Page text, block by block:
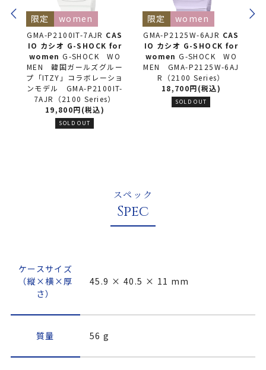
7AJR CAS
G-SHOCK for
SHOCK WO
ールズグルー
ラボレーショ
P2100IT-
Series）
GMA-P2125W-6AJR CAS
IO カシオ G-SHOCK for
womenG-SHOCK WO
MEN GMA-P2125W-6AJ
R（2100 Series）
限定
18,700円(税込)
SOLD OUT
GMA-S110BE-4AJR
O カシオ G-
womenG-
MEN Barbie(TM)
レーションモデル
110BE-4AJR（
限定 women
スペック
Spec
ケースサイズ
（縦×横×厚
さ）
45.9 × 40.5 × 11 mm
質量 56 g